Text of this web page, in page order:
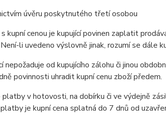
úvěru poskytnutého třetí osobou
kupní cenou je kupující povinen zaplatit
li uvedeno výslovně jinak, rozumí se dále
od kupujícího zálohu či jinou
povinnosti uhradit kupní cenu zboží předem.
v hotovosti, na dobírku či ve výdejně
je kupní cena splatná do 7 dnů od